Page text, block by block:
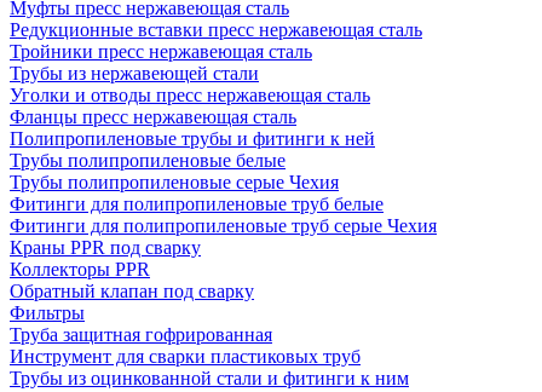
Муфты пресс нержавеющая сталь
Редукционные вставки пресс нержавеющая сталь
Тройники пресс нержавеющая сталь
Трубы из нержавеющей стали
Уголки и отводы пресс нержавеющая сталь
Фланцы пресс нержавеющая сталь
Полипропиленовые трубы и фитинги к ней
Трубы полипропиленовые белые
Трубы полипропиленовые серые Чехия
Фитинги для полипропиленовые труб белые
Фитинги для полипропиленовые труб серые Чехия
Краны PPR под сварку
Коллекторы PPR
Обратный клапан под сварку
Фильтры
Труба защитная гофрированная
Инструмент для сварки пластиковых труб
Трубы из оцинкованной стали и фитинги к ним